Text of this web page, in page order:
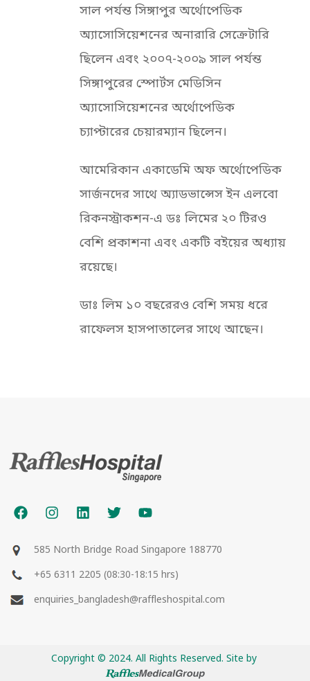
সাল পর্যন্ত সিঙ্গাপুর অর্থোপেডিক
অ্যাসোসিয়েশনের অনারারি সেক্রেটারি
ছিলেন এবং ২০০৭-২০০৯ সাল পর্যন্ত
সিঙ্গাপুরের স্পোর্টস মেডিসিন
অ্যাসোসিয়েশনের অর্থোপেডিক
চ্যাপ্টারের চেয়ারম্যান ছিলেন।
আমেরিকান একাডেমি অফ অর্থোপেডিক
সার্জনদের সাথে অ্যাডভান্সেস ইন এলবো
রিকনস্ট্রাকশন-এ ডঃ লিমের ২০ টিরও
বেশি প্রকাশনা এবং একটি বইয়ের অধ্যায়
রয়েছে।
ডাঃ লিম ১০ বছরেরও বেশি সময় ধরে
রাফেলস হাসপাতালের সাথে আছেন।
585 North Bridge Road Singapore 188770
+65 6311 2205 (08:30-18:15 hrs)
enquiries_bangladesh@raffleshospital.com
Copyright © 2024. All Rights Reserved. Site by